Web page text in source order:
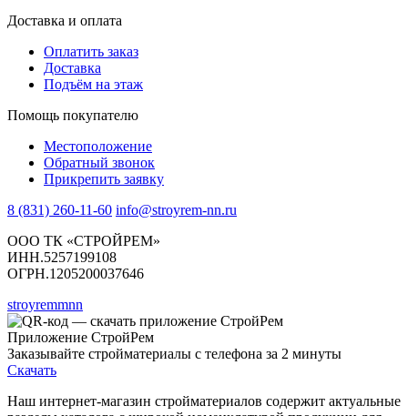
Доставка и оплата
Оплатить заказ
Доставка
Подъём на этаж
Помощь покупателю
Местоположение
Обратный звонок
Прикрепить заявку
8 (831) 260-11-60 info@stroyrem-nn.ru
ООО ТК «СТРОЙРЕМ»
ИНН.5257199108
ОГРН.1205200037646
stroyremmnn
Приложение СтройРем
Заказывайте стройматериалы с телефона за 2 минуты
Скачать
Наш интернет-магазин стройматериалов содержит актуальные